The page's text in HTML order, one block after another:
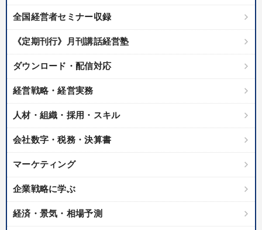
しいただけます
カテゴリー
音声と動画で学ぶ 後継社長・アトツギ 改善・生産性向上
「利上げ時代の最新・銀行対策」＋「不動産市況予測」＋「市場
予測と株式投資」最新刊
タル版（音声／動画ストリーミング・ダウンロード）
【2026年7月】音声・映像ご案内商品
タル版（音声／動画ストリーミング・ダウンロード）
全国経営者セミナー収録
《定期刊行》月刊講話経営塾
ダウンロード・配信対応
経営戦略・経営実務
人材・組織・採用・スキル
会社数字・税務・決算書
マーケティング
企業戦略に学ぶ
経済・景気・相場予測